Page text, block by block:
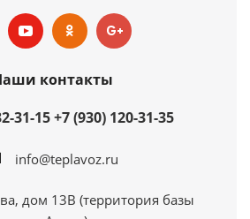
контакты
31-15+7 (930) 120-31-35
info@teplavoz.ru
дом 13В (территория базы